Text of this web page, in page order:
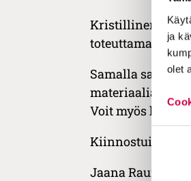
ja
olet
valinta
Kristillinen
toteuttamassa
Samalla saat
materiaalia,
Voit myös
Kiinnostuitko?
Jaana Raunola